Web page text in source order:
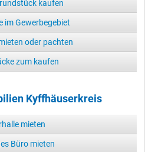
kaufen
im Gewerbegebiet
oder pachten
zum kaufen
Kyffhäuserkreis
mieten
Büro mieten